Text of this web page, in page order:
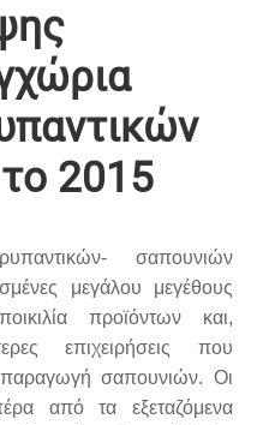
2015
σαπουνιών
μεγάλου μεγέθους
προϊόντων και,
επιχειρήσεις που
σαπουνιών. Οι
από τα εξεταζόμενα